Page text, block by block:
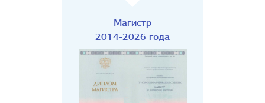
Магистр
2014-2026 года